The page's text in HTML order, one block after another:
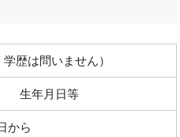
歴は問いません）
生年月日等
から